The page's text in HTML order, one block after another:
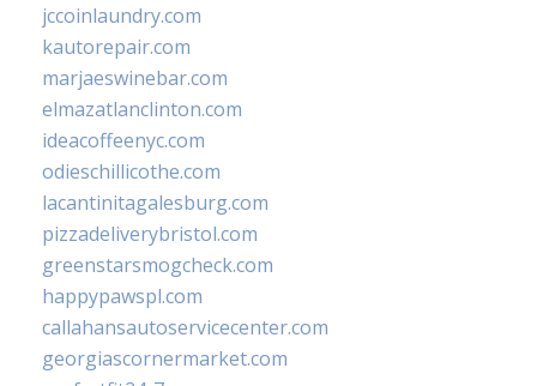
jccoinlaundry.com
kautorepair.com
marjaeswinebar.com
elmazatlanclinton.com
ideacoffeenyc.com
odieschillicothe.com
lacantinitagalesburg.com
pizzadeliverybristol.com
greenstarsmogcheck.com
happypawspl.com
callahansautoservicecenter.com
georgiascornermarket.com